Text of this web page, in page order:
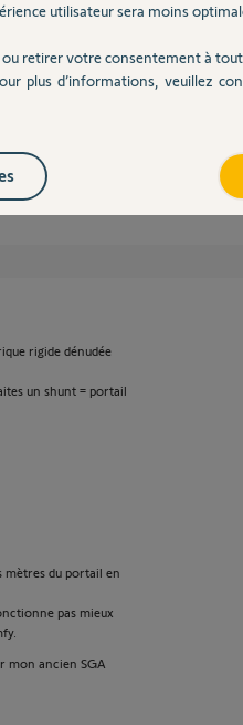
de le faire, ce que
rigide dénudée
un shunt = portail
mètres du portail en
pas mieux
mon ancien SGA
utilisateur sera moins
ou retirer votre consentement à
plus d’informations, veuillez